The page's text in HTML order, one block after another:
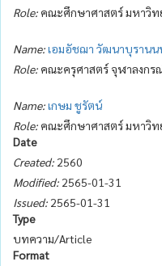
Role: คณะศึกษาศาสตร์ มหาวิท
Name:เอมอัชฌา วัฒนาบุรานน
Role: คณะครุศาสตร์ จุฬาลงกร
Name:เกษม ชูรัตน์
Role: คณะศึกษาศาสตร์ มหาวิท
Date
Created: 2560
Modified: 2565-01-31
Issued: 2565-01-31
Type
บทความ/Article
Format